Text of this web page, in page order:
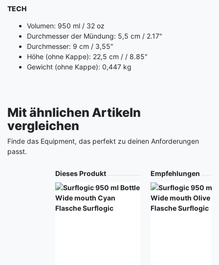
TECH
Volumen: 950 ml / 32 oz
Durchmesser der Mündung: 5,5 cm / 2.17"
Durchmesser: 9 cm / 3,55"
Höhe (ohne Kappe): 22,5 cm / / 8.85"
Gewicht (ohne Kappe): 0,447 kg
Mit ähnlichen Artikeln
vergleichen
Finde das Equipment, das perfekt zu deinen Anforderungen
passt.
Dieses Produkt Empfehlungen